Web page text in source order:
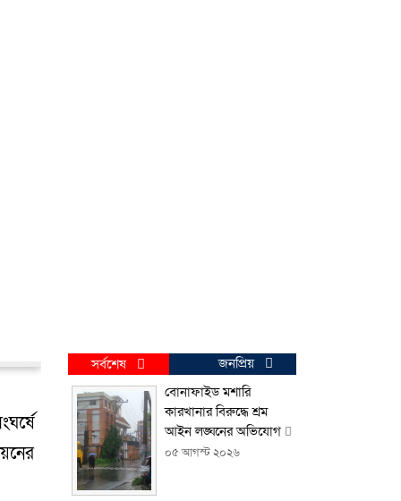
সর্বশেষ
জনপ্রিয়
বোনাফাইড মশারি
কারখানার বিরুদ্ধে শ্রম
আইন লঙ্ঘনের অভিযোগ
০৫ আগস্ট ২০২৬